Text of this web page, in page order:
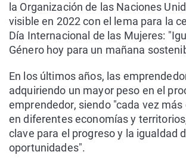
la Organización de las Naciones
visible en 2022 con el lema para la
Día Internacional de las Mujeres:
Género hoy para un mañana
En los últimos años, las
adquiriendo un mayor peso en el
emprendedor, siendo "cada vez
en diferentes economías y
clave para el progreso y la igualdad
oportunidades".